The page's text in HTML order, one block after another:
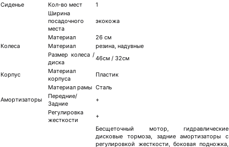
Сиденье
Кол-во мест
1
Ширина
посадочного
места
экокожа
Материал
26 см
Колеса
Материал
резина, надувные
Размер колеса /
диска
46см / 32см
Корпус
Материал
корпуса
Пластик
Материал рамы Сталь
Амортизаторы
Передние/
Задние
+
Регулировка
жесткости
+
Бесщеточный мотор, гидравлические
дисковые тормоза, задние амортизаторы с
регулировкой жесткости, боковая подножка,